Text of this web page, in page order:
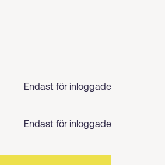
Endast för inloggade
Endast för inloggade